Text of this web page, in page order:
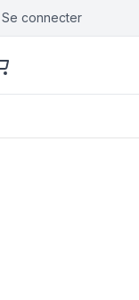
Se connecter